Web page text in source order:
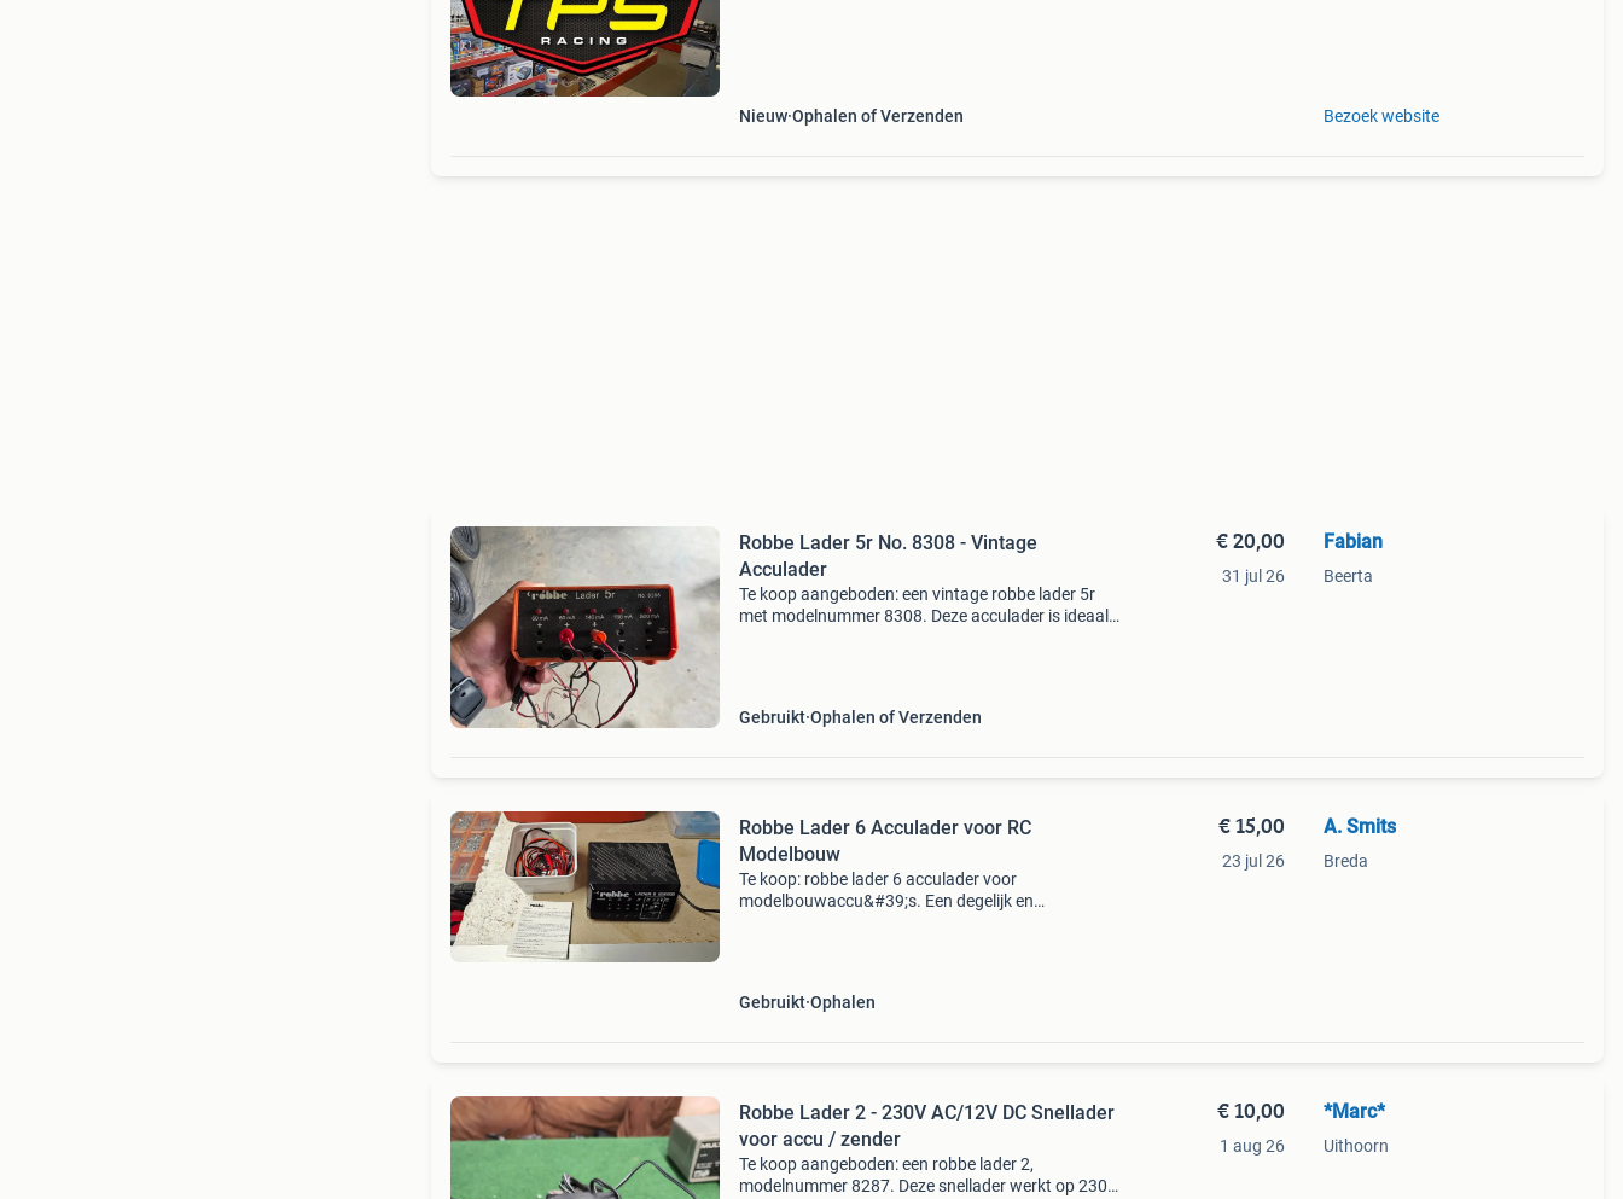
Nieuw Ophalen of Verzenden Bezoek website
Robbe Lader 5r No. 8308 - Vintage
Acculader
Te koop aangeboden: een vintage robbe lader 5r
met modelnummer 8308. Deze acculader is ideaal
Gebruikt Ophalen of Verzenden
€ 20,00
31 jul 26
Fabian
Beerta
Robbe Lader 6 Acculader voor RC
Modelbouw
Te koop: robbe lader 6 acculader voor
modelbouwaccu&#39;s. Een degelijk en
Gebruikt Ophalen
€ 15,00
23 jul 26
A. Smits
Breda
Robbe Lader 2 - 230V AC/12V DC Snellader
voor accu / zender
Te koop aangeboden: een robbe lader 2,
modelnummer 8287. Deze snellader werkt op 230v
€ 10,00
1 aug 26
*Marc*
Uithoorn